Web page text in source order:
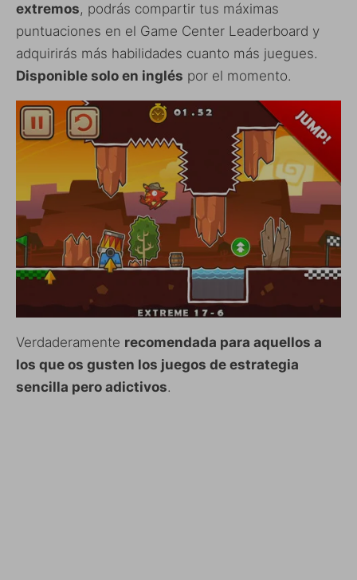
extremos, podrás compartir tus máximas
puntuaciones en el Game Center Leaderboard y
adquirirás más habilidades cuanto más juegues.
Disponible solo en inglés por el momento.
Verdaderamente recomendada para aquellos a
los que os gusten los juegos de estrategia
sencilla pero adictivos.